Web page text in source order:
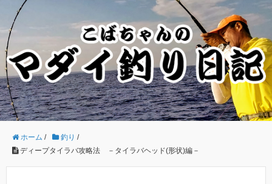
ホーム / 釣り /
ディープタイラバ攻略法 －タイラバヘッド(形状)編－